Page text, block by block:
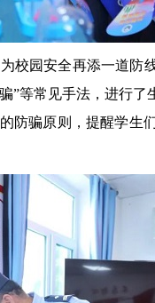
园安全再添一道防
”等常见手法，进行
防骗原则，提醒学